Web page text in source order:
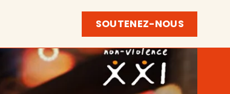
SOUTENEZ-NOUS